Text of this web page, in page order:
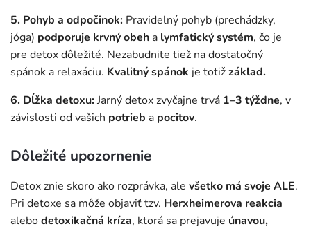
5. Pohyb a odpočinok: Pravidelný pohyb (prechádzky,
jóga) podporuje krvný obeh a lymfatický systém, čo je
pre detox dôležité. Nezabudnite tiež na dostatočný
spánok a relaxáciu. Kvalitný spánok je totižzáklad.
6. Dĺžka detoxu:Jarný detox zvyčajne trvá 1–3 týždne, v
závislosti od vašich potrieb a pocitov.
Dôležité upozornenie
Detox znie skoro ako rozprávka, ale všetko má svoje ALE.
Pri detoxe sa môže objaviť tzv. Herxheimerova reakcia
alebodetoxikačná kríza, ktorá sa prejavuje únavou,